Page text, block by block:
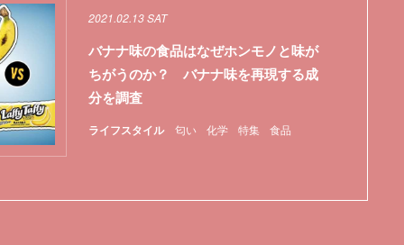
ライフスタイル 匂い 化学 特集 食品
2021.02.13 SAT
バナナ味の食品はなぜホンモノと味が
ちがうのか？ バナナ味を再現する成
分を調査